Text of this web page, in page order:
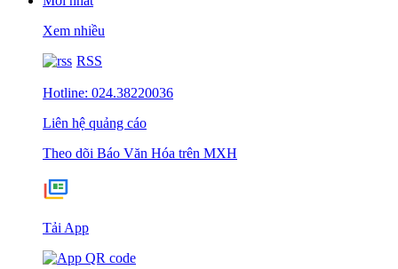
Xem nhiều
RSS
Hotline: 024.38220036
Liên hệ quảng cáo
Theo dõi Báo Văn Hóa trên MXH
Tải App